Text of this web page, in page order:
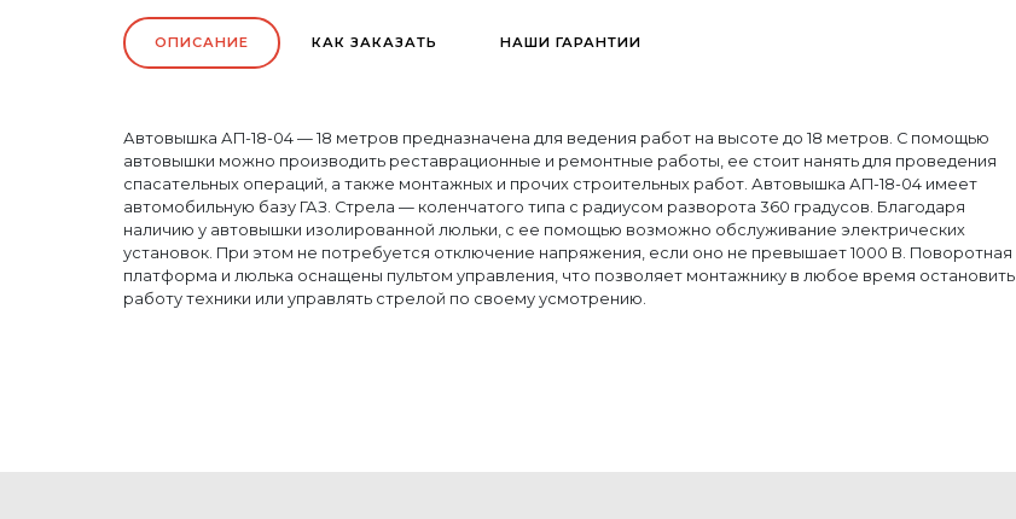
ОПИСАНИЕ КАК ЗАКАЗАТЬ НАШИ ГАРАНТИИ
Автовышка АП-18-04 — 18 метров предназначена для ведения работ на высоте до 18 метров. С помощью
автовышки можно производить реставрационные и ремонтные работы, ее стоит нанять для проведения
спасательных операций, а также монтажных и прочих строительных работ. Автовышка АП-18-04 имеет
автомобильную базу ГАЗ. Стрела — коленчатого типа с радиусом разворота 360 градусов. Благодаря
наличию у автовышки изолированной люльки, с ее помощью возможно обслуживание электрических
установок. При этом не потребуется отключение напряжения, если оно не превышает 1000 В. Поворотная
платформа и люлька оснащены пультом управления, что позволяет монтажнику в любое время остановить
работу техники или управлять стрелой по своему усмотрению.